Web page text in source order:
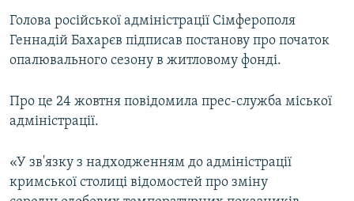
Голова російської адміністрації Сімферополя
Геннадій Бахарєв підписав постанову про початок
опалювального сезону в житловому фонді.
Про це 24 жовтня повідомила прес-служба міської
адміністрації.
«У зв'язку з надходженням до адміністрації
кримської столиці відомостей про зміну